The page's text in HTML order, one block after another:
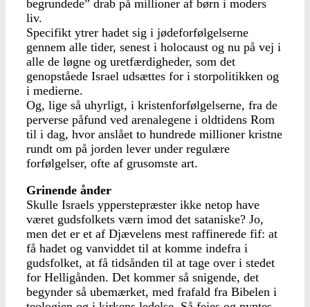
begrundede” drab på millioner af børn i moders
liv.
Specifikt ytrer hadet sig i jødeforfølgelserne
gennem alle tider, senest i holocaust og nu på vej i
alle de løgne og uretfærdigheder, som det
genopståede Israel udsættes for i storpolitikken og
i medierne.
Og, lige så uhyrligt, i kristenforfølgelserne, fra de
perverse påfund ved arenalegene i oldtidens Rom
til i dag, hvor anslået to hundrede millioner kristne
rundt om på jorden lever under regulære
forfølgelser, ofte af grusomste art.
Grinende ånder
Skulle Israels ypperstepræster ikke netop have
været gudsfolkets værn imod det sataniske? Jo,
men det er et af Djævelens mest raffinerede fif: at
få hadet og vanviddet til at komme indefra i
gudsfolket, at få tidsånden til at tage over i stedet
for Helligånden. Det kommer så snigende, det
begynder så ubemærket, med frafald fra Bibelen i